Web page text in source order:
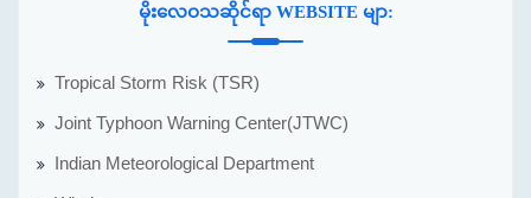
မိုးလေဝသဆိုင်ရာ WEBSITE မျာ:
Tropical Storm Risk (TSR)
Joint Typhoon Warning Center(JTWC)
Indian Meteorological Department